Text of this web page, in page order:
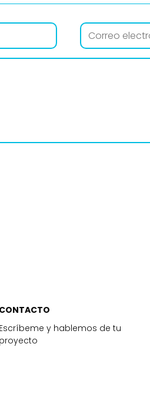
CONTACTO
Escríbeme y hablemos de tu
proyecto